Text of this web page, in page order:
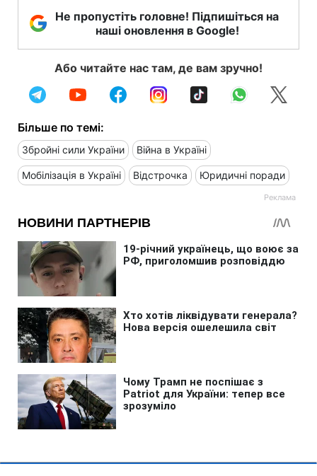
Не пропустіть головне! Підпишіться на
наші оновлення в Google!
Або читайте нас там, де вам зручно!
Більше по темі:
Збройні сили України Війна в Україні
Мобілізація в Україні Відстрочка Юридичні поради